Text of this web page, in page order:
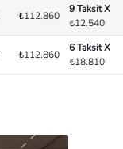
₺112.860
9 Taksit X
₺12.540
₺112.860
6 Taksit X
₺18.810